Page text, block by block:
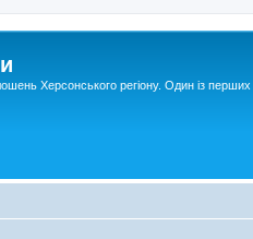
Херсонського регіону. Один із